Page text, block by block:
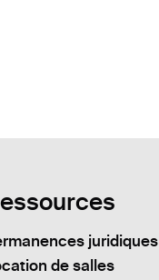
juridiques
de salles